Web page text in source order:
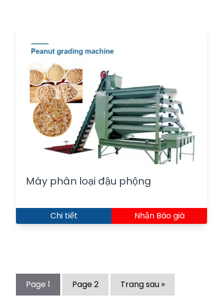
Máy phân loại đậu phộng
Chi tiết Nhận Báo giá
Page 1 Page2 Trang sau »